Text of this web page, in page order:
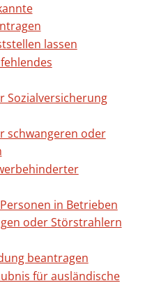
lassen
Sozialversicherung
schwangeren oder
in Betrieben
oder Störstrahlern
beantragen
für ausländische